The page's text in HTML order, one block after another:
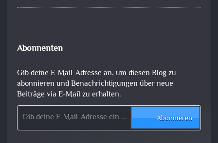
Abonnenten
Gib deine E-Mail-Adresse an, um diesen Blog zu
abonnieren und Benachrichtigungen über neue
Beiträge via E-Mail zu erhalten.
Gib deine E-Mail-Adresse ein ...
Abonnieren